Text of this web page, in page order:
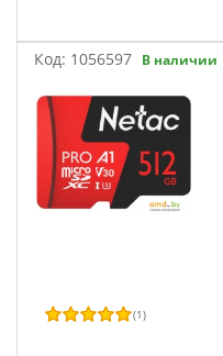
Код: 1056597 В наличии
(1)